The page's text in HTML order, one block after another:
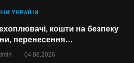
УКРАЇНИ
кошти на безпеку
перенесення…
. 04.08.2026